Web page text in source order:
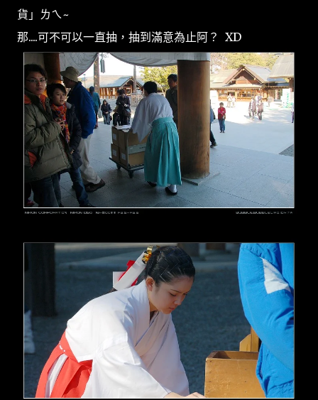
貨」ㄌㄟ~
那....可不可以一直抽，抽到滿意為止阿？ XD